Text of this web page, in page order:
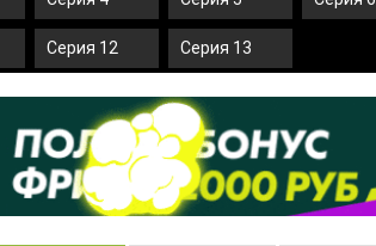
Серия 12 Серия 13